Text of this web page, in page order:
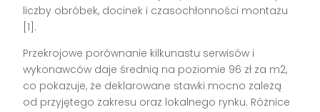
liczby obróbek, docinek i czasochłonności montażu
[1].
Przekrojowe porównanie kilkunastu serwisów i
wykonawców daje średnią na poziomie 96 zł za m2,
co pokazuje, że deklarowane stawki mocno zależą
od przyjętego zakresu oraz lokalnego rynku. Różnice